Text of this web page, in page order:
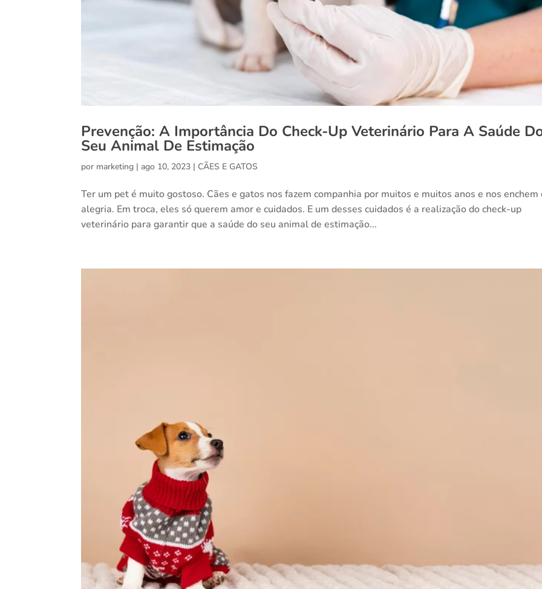
Prevenção: A Importância Do Check-Up Veterinário Para A Saúde
Seu Animal De Estimação
por marketing |ago 10, 2023 | CÃES E GATOS
Ter um pet é muito gostoso. Cães e gatos nos fazem companhia por muitos e muitos anos e nos enchem
alegria. Em troca, eles só querem amor e cuidados. E um desses cuidados é a realização do check-up
veterinário para garantir que a saúde do seu animal de estimação...